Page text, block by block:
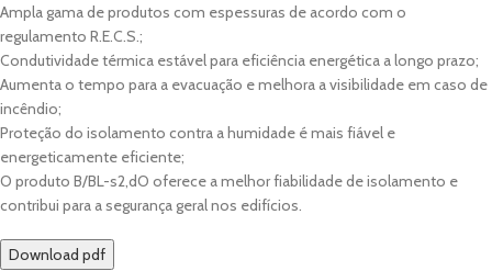
Ampla gama de produtos com espessuras de acordo com o
regulamento R.E.C.S.;
Condutividade térmica estável para eficiência energética a longo prazo;
Aumenta o tempo para a evacuação e melhora a visibilidade em caso de
incêndio;
Proteção do isolamento contra a humidade é mais fiável e
energeticamente eficiente;
O produto B/BL-s2,dO oferece a melhor fiabilidade de isolamento e
contribui para a segurança geral nos edifícios.
Download pdf